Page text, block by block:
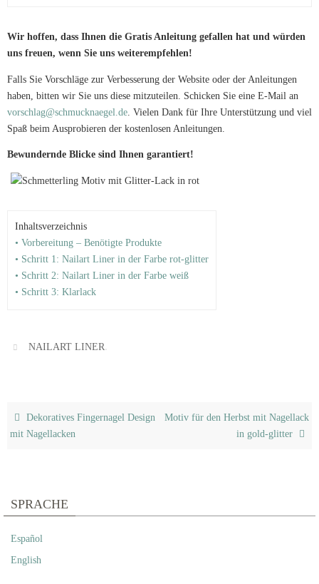
Wir hoffen, dass Ihnen die Gratis Anleitung gefallen hat und würden
uns freuen, wenn Sie uns weiterempfehlen!
Falls Sie Vorschläge zur Verbesserung der Website oder der Anleitungen
haben, bitten wir Sie uns diese mitzuteilen. Schicken Sie eine E-Mail an
vorschlag@schmucknaegel.de . Vielen Dank für Ihre Unterstützung und viel
Spaß beim Ausprobieren der kostenlosen Anleitungen.
Bewundernde Blicke sind Ihnen garantiert!
Inhaltsverzeichnis
• Vorbereitung – Benötigte Produkte
• Schritt 1: Nailart Liner in der Farbe rot-glitter
• Schritt 2: Nailart Liner in der Farbe weiß
• Schritt 3: Klarlack
NAILART LINER
Dekoratives Fingernagel Design
mit Nagellacken
Motiv für den Herbst mit Nagellack
in gold-glitter
SPRACHE
Español
English